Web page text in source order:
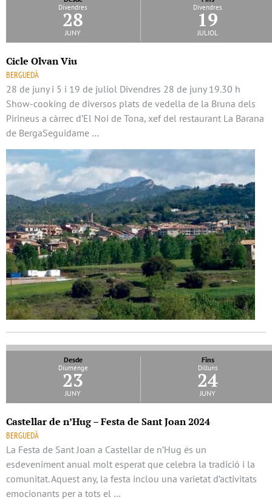
Divendres
28
juny
Divendres
19
juliol
Cicle Olvan Viu
BERGUEDÀ
28 de juny i 5 i 19 de juliol Divendres 28 de juny 19.30 h
Show-cooking de diversos plats de vedella de la Bruna dels
Pirineus a càrrec d’El Noi de Tona, xef del restaurant La Barana
de BergaSeguidame …
Desde
Diumenge
23
juny
Fins
Dilluns
24
juny
Castellar de n’Hug – Festa de Sant Joan 2024
BERGUEDÀ
La Festa de Sant Joan a Castellar de n’Hug és un
esdeveniment anual molt esperat que celebra la tradició i la
comunitat. Aquest any, la festa inclou una varietat d’activitats
emocionants per a tots el …